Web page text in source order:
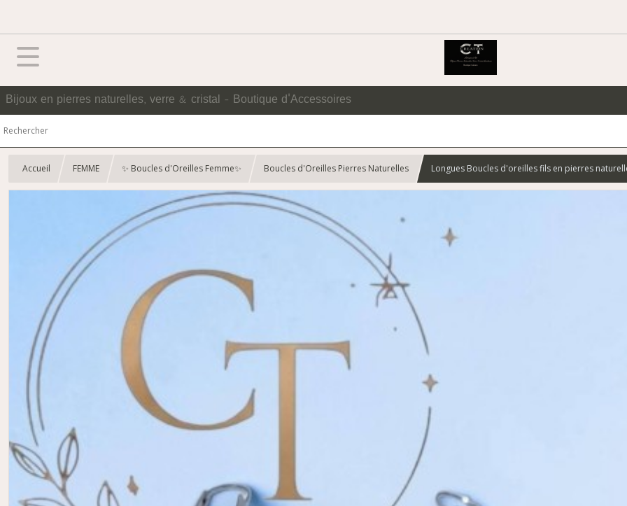
Bijoux en pierres naturelles, verre & cristal - Boutique d'Accessoires
Accueil FEMME ✨ Boucles d'Oreilles Femme✨ Boucles d'Oreilles Pierres Naturelles Longues Boucles d'oreilles fils en pierres